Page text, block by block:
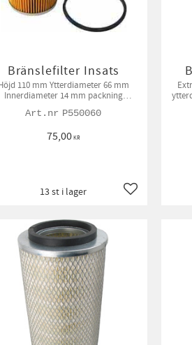
Bränslefilter Insats
110 mm Ytterdiameter 66 mm
Innerdiameter 14 mm packning
P550060
75,00KR
Lägg till i
13 st i lager